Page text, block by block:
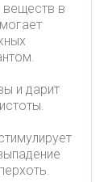
в
и дарит